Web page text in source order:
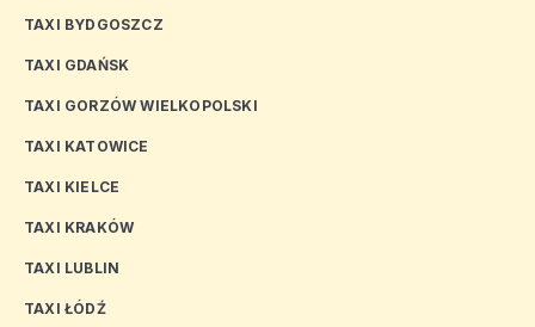
TAXI BYDGOSZCZ
TAXI GDAŃSK
TAXI GORZÓW WIELKOPOLSKI
TAXI KATOWICE
TAXI KIELCE
TAXI KRAKÓW
TAXI LUBLIN
TAXI ŁÓDŹ